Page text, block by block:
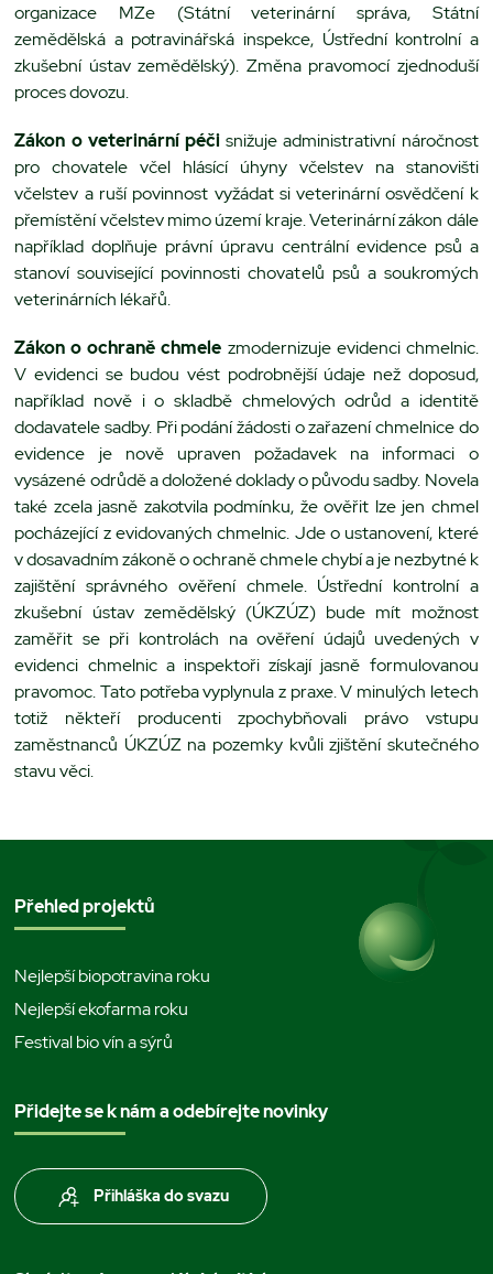
organizace MZe (Státní veterinární správa, Státní
zemědělská a potravinářská inspekce, Ústřední kontrolní a
zkušební ústav zemědělský). Změna pravomocí zjednoduší
proces dovozu.
Zákon o veterinární péči snižuje administrativní náročnost
pro chovatele včel hlásící úhyny včelstev na stanovišti
včelstev a ruší povinnost vyžádat si veterinární osvědčení k
přemístění včelstev mimo území kraje. Veterinární zákon dále
například doplňuje právní úpravu centrální evidence psů a
stanoví související povinnosti chovatelů psů a soukromých
veterinárních lékařů.
Zákon o ochraně chmele zmodernizuje evidenci chmelnic.
V evidenci se budou vést podrobnější údaje než doposud,
například nově i o skladbě chmelových odrůd a identitě
dodavatele sadby. Při podání žádosti o zařazení chmelnice do
evidence je nově upraven požadavek na informaci o
vysázené odrůdě a doložené doklady o původu sadby. Novela
také zcela jasně zakotvila podmínku, že ověřit lze jen chmel
pocházející z evidovaných chmelnic. Jde o ustanovení, které
v dosavadním zákoně o ochraně chmele chybí a je nezbytné k
zajištění správného ověření chmele. Ústřední kontrolní a
zkušební ústav zemědělský (ÚKZÚZ) bude mít možnost
zaměřit se při kontrolách na ověření údajů uvedených v
evidenci chmelnic a inspektoři získají jasně formulovanou
pravomoc. Tato potřeba vyplynula z praxe. V minulých letech
totiž někteří producenti zpochybňovali právo vstupu
zaměstnanců ÚKZÚZ na pozemky kvůli zjištění skutečného
stavu věci.
Přehled projektů
Nejlepší biopotravina roku
Nejlepší ekofarma roku
Festival bio vín a sýrů
Přidejte se k nám a odebírejte novinky
Přihláška do svazu